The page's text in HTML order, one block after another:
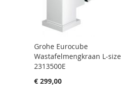
Grohe Eurocube
Wastafelmengkraan L-size
2313500E
€ 299,00